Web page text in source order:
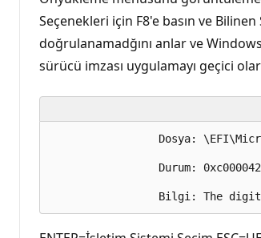
Seçenekleri için F8'e basın ve
doğrulanamadğını anlar ve
sürücü imzası uygulamayı geçici
Dosya:
Durum: